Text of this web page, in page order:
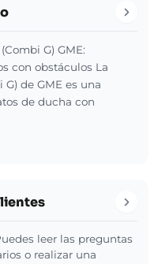
G) GME:
con obstáculos La
de GME es una
de ducha con
leer las preguntas
o realizar una